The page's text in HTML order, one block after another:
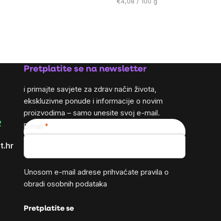
Pretplatite se na newsletter
i primajte savjete za zdrav način života,
ekskluzivne ponude i informacije o novim
proizvodima – samo unesite svoj e-mail.
E-mail
Unosom e-mail adrese prihvaćate pravila o
obradi osobnih podataka
Pretplatite se